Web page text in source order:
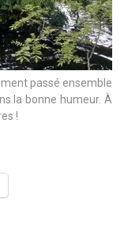
passé ensemble
la bonne humeur. À
!